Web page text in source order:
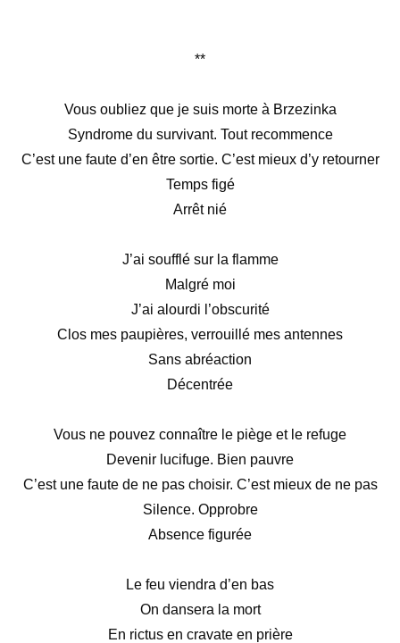
**
Vous oubliez que je suis morte à Brzezinka
Syndrome du survivant. Tout recommence
C’est une faute d’en être sortie. C’est mieux d’y retourner
Temps figé
Arrêt nié
J’ai soufflé sur la flamme
Malgré moi
J’ai alourdi l’obscurité
Clos mes paupières, verrouillé mes antennes
Sans abréaction
Décentrée
Vous ne pouvez connaître le piège et le refuge
Devenir lucifuge. Bien pauvre
C’est une faute de ne pas choisir. C’est mieux de ne pas
Silence. Opprobre
Absence figurée
Le feu viendra d’en bas
On dansera la mort
En rictus en cravate en prière